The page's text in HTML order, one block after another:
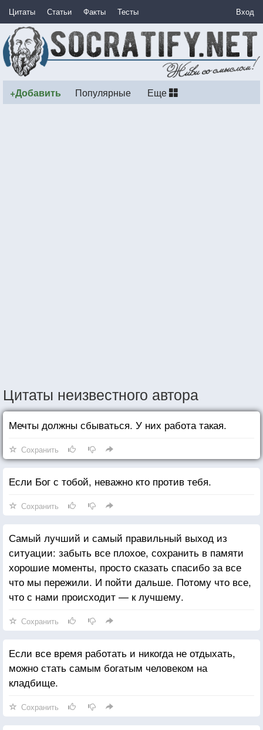
Цитаты Статьи Факты Тесты Вход
+Добавить Популярные Еще
Цитаты неизвестного автора
Мечты должны сбываться. У них работа такая.
Сохранить
Если Бог с тобой, неважно кто против тебя.
Сохранить
Самый лучший и самый правильный выход из
ситуации: забыть все плохое, сохранить в памяти
хорошие моменты, просто сказать спасибо за все
что мы пережили. И пойти дальше. Потому что все,
что с нами происходит — к лучшему.
Сохранить
Если все время работать и никогда не отдыхать,
можно стать самым богатым человеком на
кладбище.
Сохранить